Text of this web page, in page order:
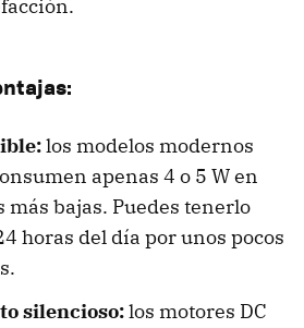
los modelos modernos
apenas 4 o 5 W en
más bajas. Puedes tenerlo
horas del día por unos pocos
silencioso:los motores DC